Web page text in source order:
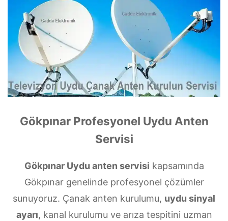
Gökpınar Profesyonel Uydu Anten
Servisi
Gökpınar Uydu anten servisi kapsamında
Gökpınar genelinde profesyonel çözümler
sunuyoruz. Çanak anten kurulumu, uydu sinyal
ayarı, kanal kurulumu ve arıza tespitini uzman